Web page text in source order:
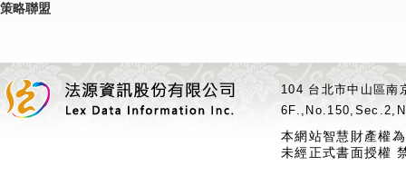
策略聯盟
104 台北市中山區
本網站智慧財產權
未經正式書面授權